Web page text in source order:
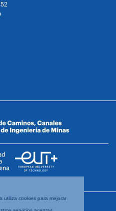
utiliza cookies para mejorar